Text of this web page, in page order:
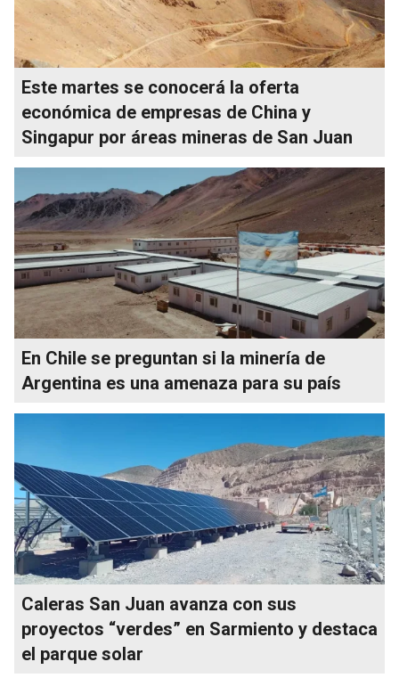
Este martes se conocerá la oferta
económica de empresas de China y
Singapur por áreas mineras de San Juan
En Chile se preguntan si la minería de
Argentina es una amenaza para su país
Caleras San Juan avanza con sus
proyectos “verdes” en Sarmiento y destaca
el parque solar